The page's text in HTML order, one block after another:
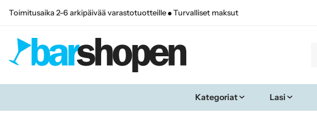
Toimitusaika 2-6 arkipäivää varastotuotteille Turvalliset maksut
Kategoriat Lasi